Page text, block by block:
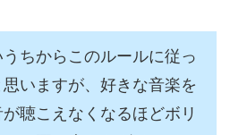
ちからこのルールに従っ
いますが、好きな音楽を
聴こえなくなるほどボリ